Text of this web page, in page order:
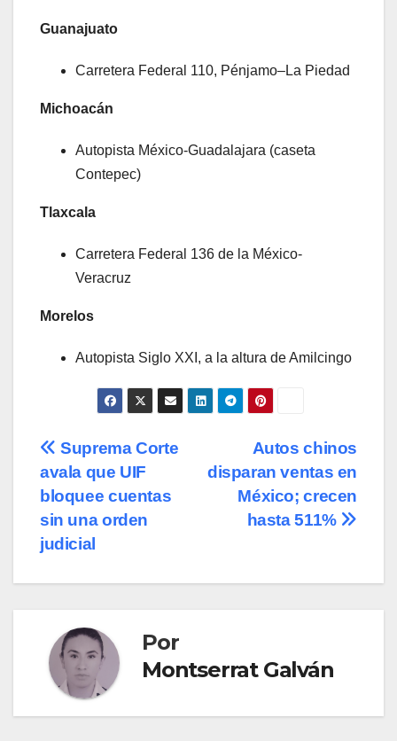
Guanajuato
Carretera Federal 110, Pénjamo–La Piedad
Michoacán
Autopista México-Guadalajara (caseta
Contepec)
Tlaxcala
Carretera Federal 136 de la México-
Veracruz
Morelos
Autopista Siglo XXI, a la altura de Amilcingo
Navegación
de
entradas
Autos chinos
disparan ventas en
México; crecen
hasta 511%
Suprema Corte
avala que UIF
bloquee cuentas
sin una orden
judicial
Por
Montserrat Galván